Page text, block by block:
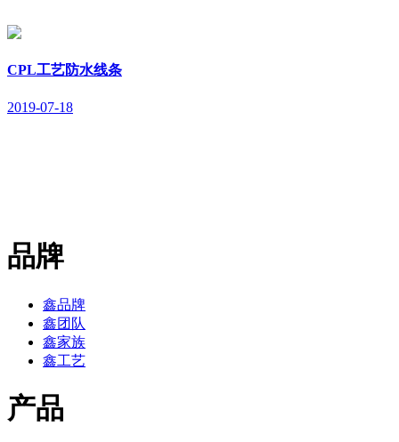
CPL工艺防水线条
2019-07-18
品牌
鑫品牌
鑫团队
鑫家族
鑫工艺
产品